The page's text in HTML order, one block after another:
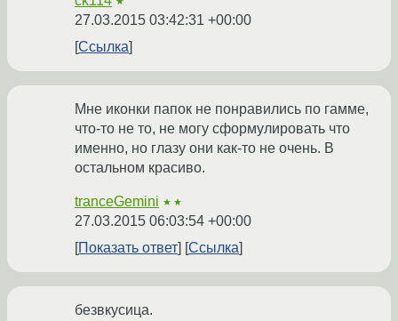
27.03.2015 03:42:31 +00:00
Ссылка
Мне иконки папок не понравились по гамме,
что-то не то, не могу сформулировать что
именно, но глазу они как-то не очень. В
остальном красиво.
tranceGemini ★★
27.03.2015 06:03:54 +00:00
Показать ответ
Ссылка
безвкусица.